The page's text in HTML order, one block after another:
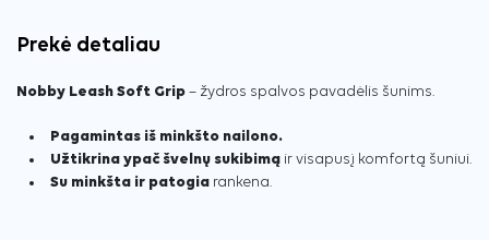
Prekė detaliau
Nobby Leash Soft Grip – žydros spalvos pavadėlis šunims.
Pagamintas iš minkšto nailono.
Užtikrina ypač švelnų sukibimą ir visapusį komfortą šuniui.
Su minkšta ir patogia rankena.